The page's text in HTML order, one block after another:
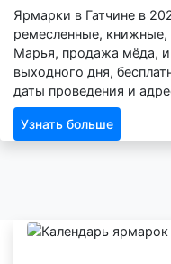
Ярмарки в Гатчине в
ремесленные, книжные,
Марья, продажа мёда,
выходного дня,
даты проведения и
Узнать больше